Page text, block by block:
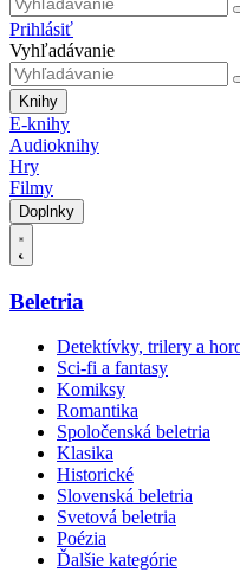
Prihlásiť
Vyhľadávanie
Knihy
E-knihy
Audioknihy
Hry
Filmy
Doplnky
Beletria
Detektívky, trilery a
Sci-fi a fantasy
Komiksy
Romantika
Spoločenská beletria
Klasika
Historické
Slovenská beletria
Svetová beletria
Poézia
Ďalšie kategórie